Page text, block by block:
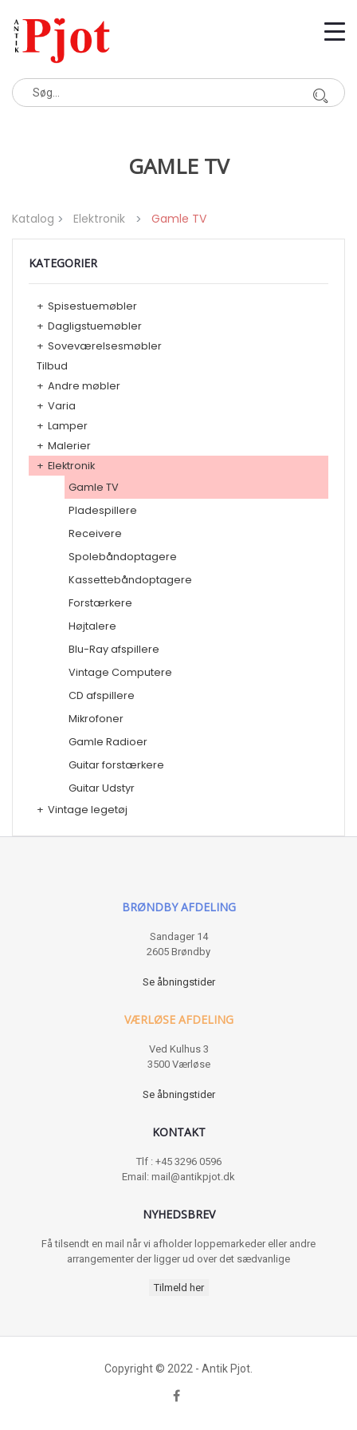
GAMLE TV
Katalog Elektronik Gamle TV
KATEGORIER
+ Spisestuemøbler
+ Dagligstuemøbler
+ Soveværelsesmøbler
Tilbud
+ Andre møbler
+ Varia
+ Lamper
+ Malerier
+ Elektronik
Gamle TV
Pladespillere
Receivere
Spolebåndoptagere
Kassettebåndoptagere
Forstærkere
Højtalere
Blu-Ray afspillere
Vintage Computere
CD afspillere
Mikrofoner
Gamle Radioer
Guitar forstærkere
Guitar Udstyr
+ Vintage legetøj
BRØNDBY AFDELING
Sandager 14
2605 Brøndby
Se åbningstider
VÆRLØSE AFDELING
Ved Kulhus 3
3500 Værløse
Se åbningstider
KONTAKT
Tlf : +45 3296 0596
Email: mail@antikpjot.dk
NYHEDSBREV
Få tilsendt en mail når vi afholder loppemarkeder eller andre
arrangementer der ligger ud over det sædvanlige
Tilmeld her
Copyright © 2022 - Antik Pjot.